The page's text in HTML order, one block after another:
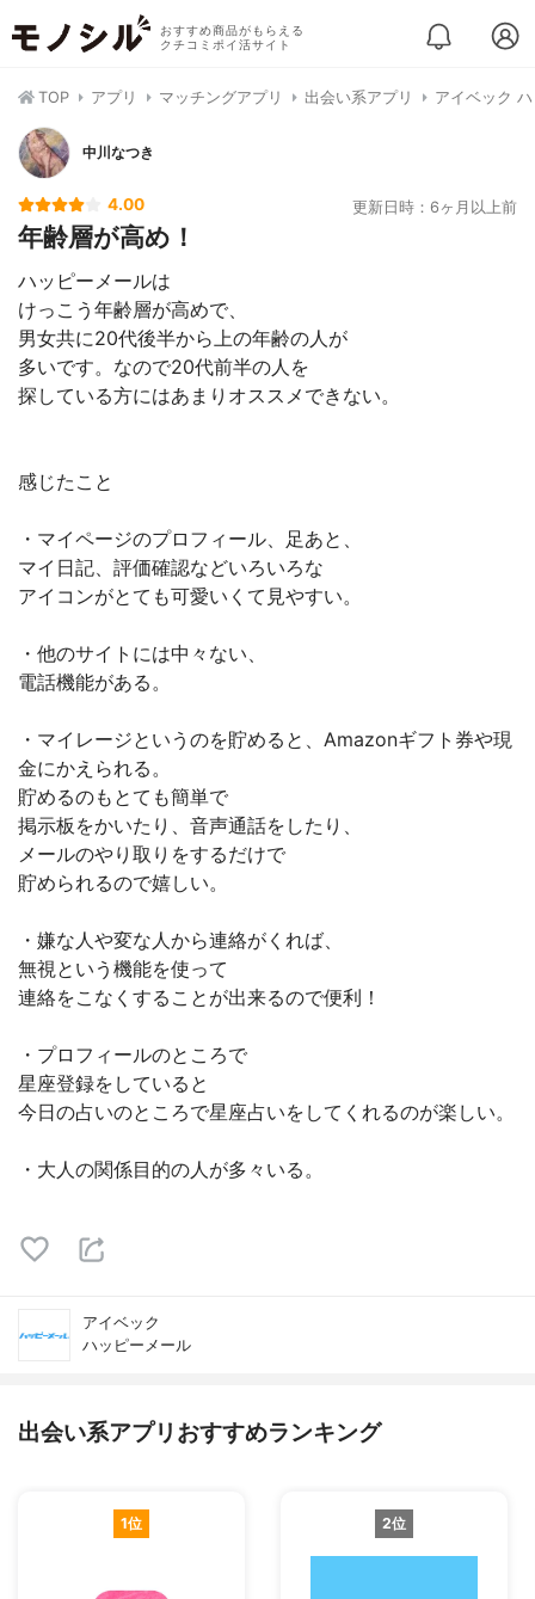
おすすめ商品がもらえる
クチコミポイ活サイト
TOP アプリ マッチングアプリ 出会い系アプリ アイベック
中川なつき
4.00 更新日時：6ヶ月以上前
年齢層が高め！
ハッピーメールは
けっこう年齢層が高めで、
男女共に20代後半から上の年齢の人が
多いです。なので20代前半の人を
探している方にはあまりオススメできない。
感じたこと
・マイページのプロフィール、足あと、
マイ日記、評価確認などいろいろな
アイコンがとても可愛いくて見やすい。
・他のサイトには中々ない、
電話機能がある。
・マイレージというのを貯めると、Amazonギフト券や現
金にかえられる。
貯めるのもとても簡単で
掲示板をかいたり、音声通話をしたり、
メールのやり取りをするだけで
貯められるので嬉しい。
・嫌な人や変な人から連絡がくれば、
無視という機能を使って
連絡をこなくすることが出来るので便利！
・プロフィールのところで
星座登録をしていると
今日の占いのところで星座占いをしてくれるのが楽しい。
・大人の関係目的の人が多々いる。
アイベック
ハッピーメール
出会い系アプリおすすめランキング
1位 2位